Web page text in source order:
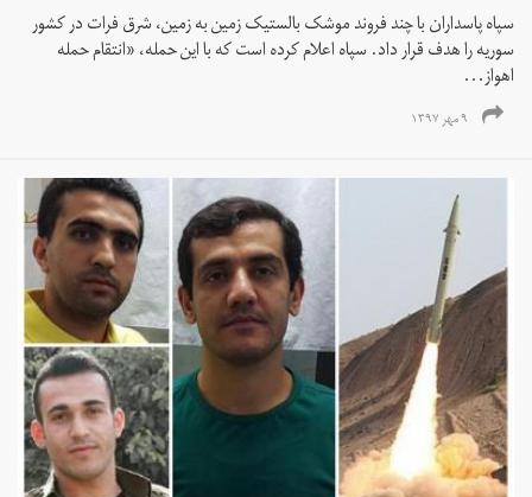
سپاه پاسداران با چند فروند موشک بالستیک زمین به زمین، شرق فرات در کشور
سوریه را هدف قرار داد. سپاه اعلام کرده است که با این حمله، «انتقام حمله
اهواز...
۹ مهر ۱۳۹۷